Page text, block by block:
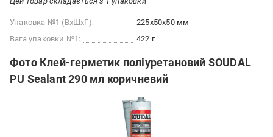
Упаковка №1 (ВхШхГ):
225x50x50 мм
Вага упаковки №1:
422 г
Фото Клей-герметик поліуретановий SOUDAL
PU Sealant 290 мл коричневий